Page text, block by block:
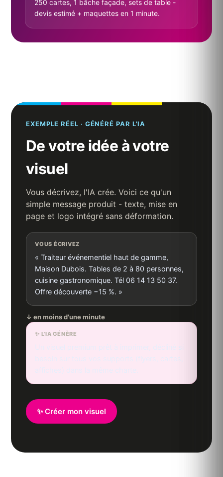
250 cartes, 1 bâche façade, sets de table -
devis estimé + maquettes en 1 minute.
EXEMPLE RÉEL · GÉNÉRÉ PAR L'IA
De votre idée à votre
visuel
Vous décrivez, l'IA crée. Voici ce qu'un
simple message produit - texte, mise en
page et logo intégré sans déformation.
VOUS ÉCRIVEZ
« Traiteur événementiel haut de gamme,
Maison Dubois. Tables de 2 à 80 personnes,
cuisine gastronomique. Tél 06 14 13 50 37.
Offre découverte −15 %. »
↓ en moins d'une minute
✨ L'IA GÉNÈRE
✨ Créer mon visuel
★Maison Dubois
★ Cuisine gastronomique